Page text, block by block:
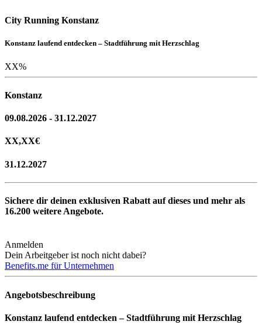
City Running Konstanz
Konstanz laufend entdecken – Stadtführung mit Herzschlag
XX%
Konstanz
09.08.2026 - 31.12.2027
XX,XX€
31.12.2027
Sichere dir deinen exklusiven Rabatt auf dieses und mehr als
16.200 weitere Angebote.
Anmelden
Dein Arbeitgeber ist noch nicht dabei?
Benefits.me für Unternehmen
Angebotsbeschreibung
Konstanz laufend entdecken – Stadtführung mit Herzschlag